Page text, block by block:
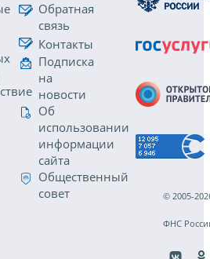
Обратная
связь
Контакты
Подписка
на
новости
Об
использовании
информации
сайта
Общественный
совет
© 2005-
ФНС